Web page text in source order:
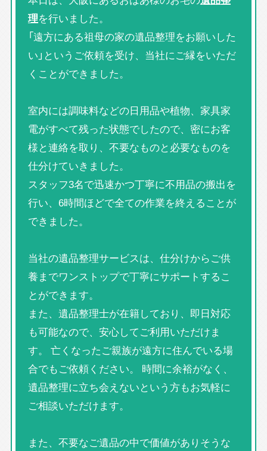
理を行いました。
「遠方にある祖母の家の遺品整理をお願いした
い」というご依頼を受け、当社にご縁をいただ
くことができました。
室内には調味料などの日用品や植物、家具家
電がすべて残った状態でしたので、密にお客
様と連絡を取り、不要なものと必要なものを
仕分けていきました。
スタッフ3名で迅速かつ丁寧に不用品の搬出を
行い、6時間ほどで全ての作業を終えることが
できました。
当社の遺品整理サービスは、仕分けからご供
養までワンストップで丁寧にサポートするこ
とができます。
また、遺品整理士が在籍しており、即日対応
も可能なので、安心してご利用いただけま
す。 亡くなったご親族が遠方に住んでいる場
合でもご依頼ください。 時間に余裕がなく、
遺品整理に立ち会えないという方もお気軽に
ご相談いただけます。
また、不要なご遺品の中で価値がありそうな